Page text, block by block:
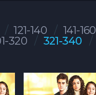
121-140 141-160
320 321-340